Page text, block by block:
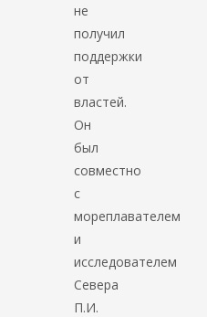
не
получил
поддержки
от
властей.
Он
был
совместно
с
мореплавателем
и
исследователем
Севера
П.И.